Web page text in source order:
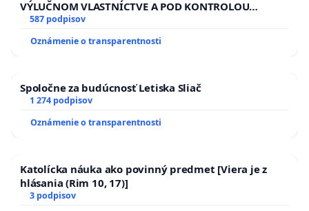
VÝLUČNOM VLASTNÍCTVE A POD KONTROLOU
SLOVENSKEJ REPUBLIKY & žiadosť na riešenie
zanedbaného stavu závlahových a odvodňovacích
kanálov na Slovensku
587 podpisov
Oznámenie o transparentnosti
Spoločne za budúcnosť Letiska Sliač
1 274 podpisov
Oznámenie o transparentnosti
Katolícka náuka ako povinný predmet [Viera je z
hlásania (Rim 10, 17)]
3 podpisov